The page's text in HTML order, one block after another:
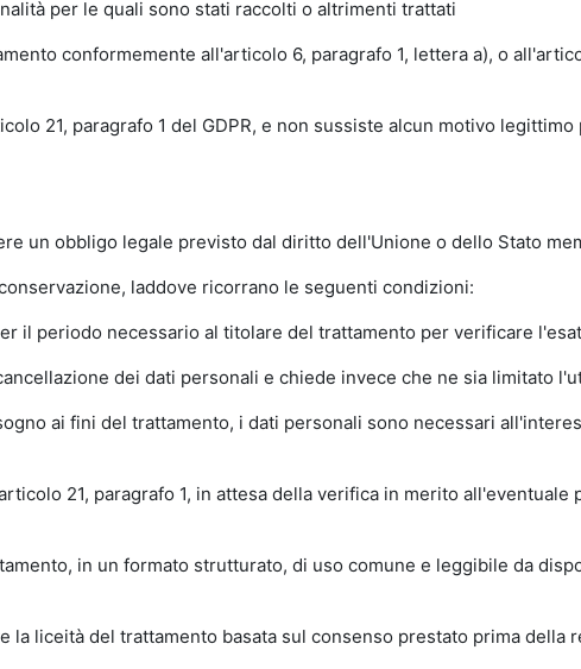
per le quali sono stati raccolti o altrimenti trattati
conformemente all'articolo 6, paragrafo 1, lettera a), o
21, paragrafo 1 del GDPR, e non sussiste alcun motivo
un obbligo legale previsto dal diritto dell'Unione o dello Stato
laddove ricorrano le seguenti condizioni:
il periodo necessario al titolare del trattamento per verificare
dei dati personali e chiede invece che ne sia limitato
ai fini del trattamento, i dati personali sono necessari
21, paragrafo 1, in attesa della verifica in merito
in un formato strutturato, di uso comune e leggibile da
la liceità del trattamento basata sul consenso prestato prima della